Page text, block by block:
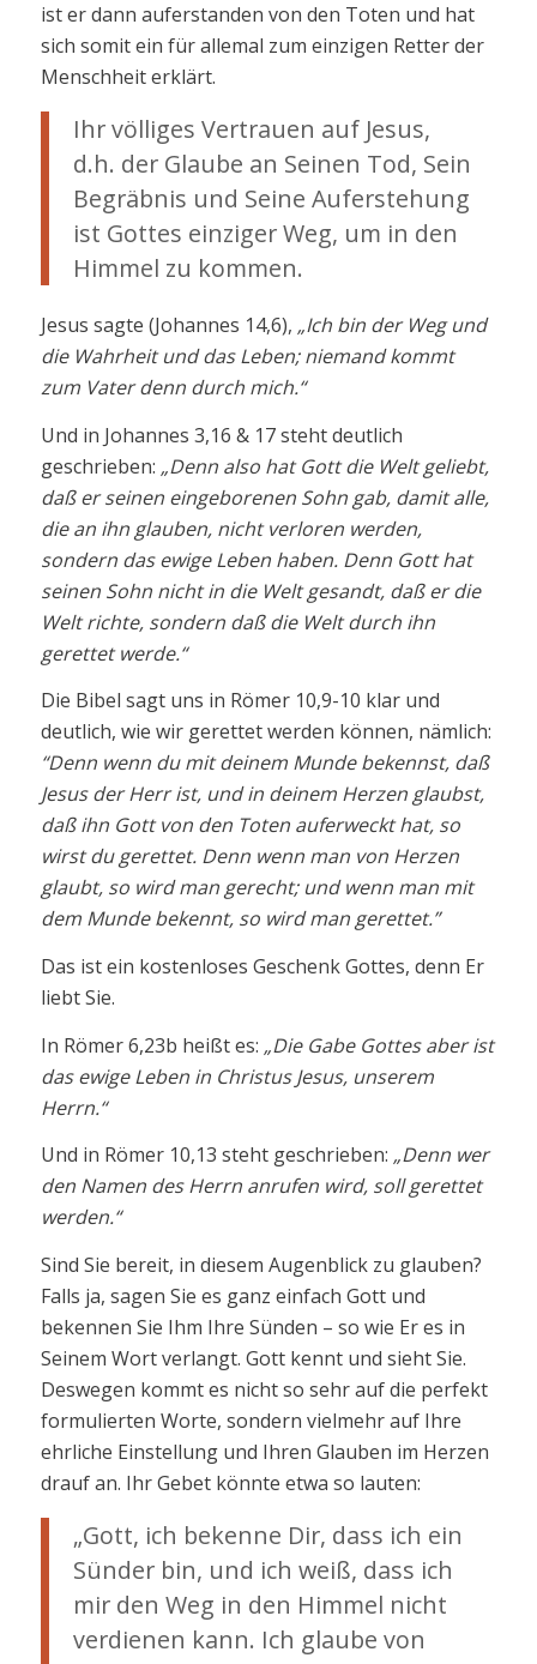
ist er dann auferstanden von den Toten und hat
sich somit ein für allemal zum einzigen Retter der
Menschheit erklärt.
Ihr völliges Vertrauen auf Jesus,
d.h. der Glaube an Seinen Tod, Sein
Begräbnis und Seine Auferstehung
ist Gottes einziger Weg, um in den
Himmel zu kommen.
Jesus sagte (Johannes 14,6), „Ich bin der Weg und
die Wahrheit und das Leben; niemand kommt
zum Vater denn durch mich.“
Und in Johannes 3,16 & 17 steht deutlich
geschrieben: „Denn also hat Gott die Welt geliebt,
daß er seinen eingeborenen Sohn gab, damit alle,
die an ihn glauben, nicht verloren werden,
sondern das ewige Leben haben. Denn Gott hat
seinen Sohn nicht in die Welt gesandt, daß er die
Welt richte, sondern daß die Welt durch ihn
gerettet werde.“
Die Bibel sagt uns in Römer 10,9-10 klar und
deutlich, wie wir gerettet werden können, nämlich:
“Denn wenn du mit deinem Munde bekennst, daß
Jesus der Herr ist, und in deinem Herzen glaubst,
daß ihn Gott von den Toten auferweckt hat, so
wirst du gerettet. Denn wenn man von Herzen
glaubt, so wird man gerecht; und wenn man mit
dem Munde bekennt, so wird man gerettet.”
Das ist ein kostenloses Geschenk Gottes, denn Er
liebt Sie.
In Römer 6,23b heißt es: „Die Gabe Gottes aber ist
das ewige Leben in Christus Jesus, unserem
Herrn.“
Und in Römer 10,13 steht geschrieben: „Denn wer
den Namen des Herrn anrufen wird, soll gerettet
werden.“
Sind Sie bereit, in diesem Augenblick zu glauben?
Falls ja, sagen Sie es ganz einfach Gott und
bekennen Sie Ihm Ihre Sünden – so wie Er es in
Seinem Wort verlangt. Gott kennt und sieht Sie.
Deswegen kommt es nicht so sehr auf die perfekt
formulierten Worte, sondern vielmehr auf Ihre
ehrliche Einstellung und Ihren Glauben im Herzen
drauf an. Ihr Gebet könnte etwa so lauten:
„Gott, ich bekenne Dir, dass ich ein
Sünder bin, und ich weiß, dass ich
mir den Weg in den Himmel nicht
verdienen kann. Ich glaube von